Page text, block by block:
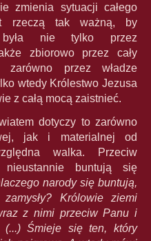
zmienia sytuacji całego
rzeczą tak ważną, by
była nie tylko przez
zbiorowo przez cały
przez władze
wtedy Królestwo Jezusa
z całą mocą zaistnieć.
dotyczy to zarówno
jak i materialnej od
walka. Przeciw
nieustannie buntują się
narody się buntują,
Królowie ziemi
z nimi przeciw Panu i
(...) Śmieje się ten, który